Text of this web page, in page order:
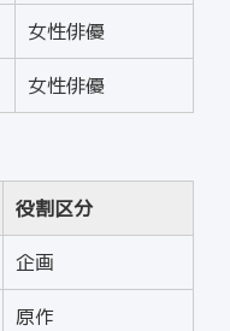
女性俳優
女性俳優
役割区分
企画
原作